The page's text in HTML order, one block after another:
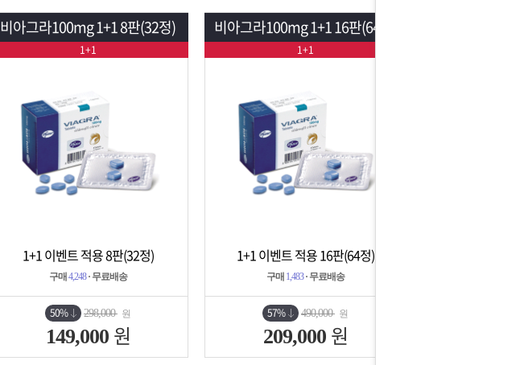
입금확인이 안되는 상황을 대비해 꼭 입금후 고객센터 연락바랍니다.
비아그라100mg 1+1 8판(32정)
상세보기 담기
1+1 이벤트 적용 8판(32정)
구매 4,248· 무료배송
50% 298,000 원
149,000 원
1+1
비아그라100mg 1+1 16판(64정)
상세보기 담기
1+1 이벤트 적용 16판(64정)
구매 1,483· 무료배송
57% 490,000 원
209,000 원
1+1